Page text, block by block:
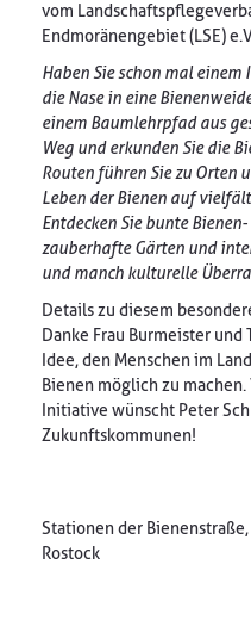
vom
Endmoränengebiet (LSE)
Haben Sie schon mal einem
die Nase in eine
einem Baumlehrpfad aus
Weg und erkunden Sie die
Routen führen Sie zu Orten
Leben der Bienen auf
Entdecken Sie bunte
zauberhafte Gärten und
und manch kulturelle
Details zu diesem
Danke Frau Burmeister
Idee, den Menschen im
Bienen möglich zu
Initiative wünscht Peter
Zukunftskommunen!
Stationen der
Rostock